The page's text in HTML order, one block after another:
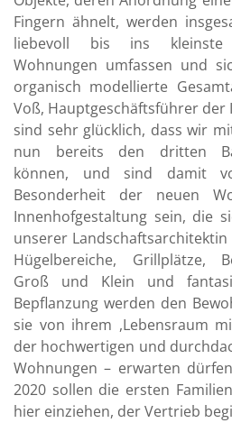
Fingern ähnelt, werden
liebevoll bis ins kleinste
Wohnungen umfassen und
organisch modellierte
Voß, Hauptgeschäftsführer der
sind sehr glücklich, dass wir
nun bereits den dritten
können, und sind damit
Besonderheit der neuen
Innenhofgestaltung sein, die
unserer
Hügelbereiche, Grillplätze,
Groß und Klein und
Bepflanzung werden den
sie von ihrem ,Lebensraum
der hochwertigen und
Wohnungen – erwarten
2020 sollen die ersten
hier einziehen, der Vertrieb